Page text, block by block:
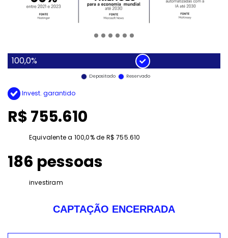
100,0%
Depositado Reservado
Invest. garantido
R$ 755.610
Equivalente a 100,0% de R$ 755.610
186 pessoas
investiram
CAPTAÇÃO ENCERRADA